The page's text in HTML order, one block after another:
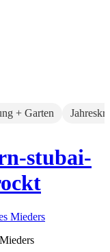
+ Garten
stubai-